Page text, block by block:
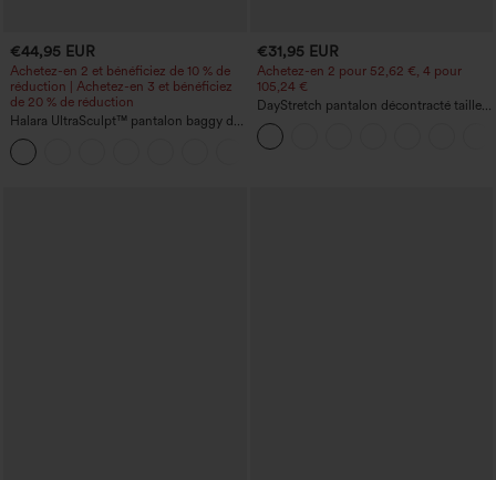
€44,95 EUR
Achetez-en 2 et bénéficiez de 10 % de
réduction | Achetez-en 3 et bénéficiez
de 20 % de réduction
Halara UltraSculpt™ pantalon baggy de
yoga taille haute à effet gainant pour le
ventre, à rayures color block, avec
poches
€31,95 EUR
Achetez-en 2 pour 52,62 €, 4 pour
105,24 €
DayStretch pantalon décontracté taille
haute à jambe en forme de tonneau
avec poches